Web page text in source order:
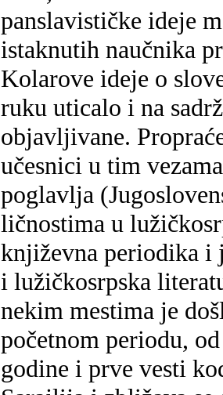
panslavističke ideje
istaknutih naučnika
Kolarove ideje o
ruku uticalo i na
objavljivane.
učesnici u tim
poglavlja
ličnostima u
književna periodika i
i lužičkosrpska
nekim mestima je
početnom periodu,
godine i prve vesti